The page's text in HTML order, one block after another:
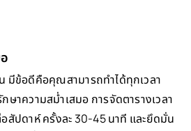
มีข้อดีคือคุณสามารถทำได้ทุกเวลา
าความสม่ำเสมอ การจัดตารางเวลา
สัปดาห์ ครั้งละ 30-45 นาที และยึดมั่น